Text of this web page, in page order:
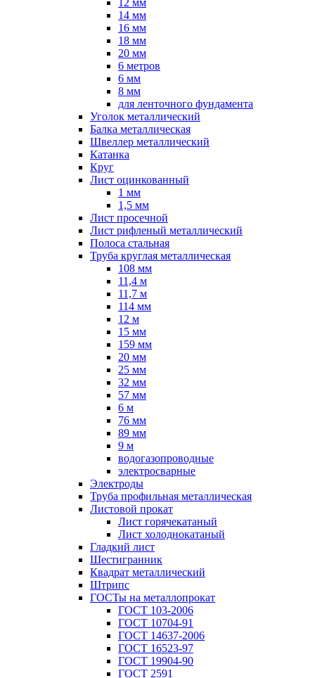
12 мм
14 мм
16 мм
18 мм
20 мм
6 метров
6 мм
8 мм
для ленточного фундамента
Уголок металлический
Балка металлическая
Швеллер металлический
Катанка
Круг
Лист оцинкованный
1 мм
1,5 мм
Лист просечной
Лист рифленый металлический
Полоса стальная
Труба круглая металлическая
108 мм
11,4 м
11,7 м
114 мм
12 м
15 мм
159 мм
20 мм
25 мм
32 мм
57 мм
6 м
76 мм
89 мм
9 м
водогазопроводные
электросварные
Электроды
Труба профильная металлическая
Листовой прокат
Лист горячекатаный
Лист холоднокатаный
Гладкий лист
Шестигранник
Квадрат металлический
Штрипс
ГОСТы на металлопрокат
ГОСТ 103-2006
ГОСТ 10704-91
ГОСТ 14637-2006
ГОСТ 16523-97
ГОСТ 19904-90
ГОСТ 2591